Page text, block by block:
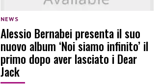
NEWS
Alessio Bernabei presenta il suo
nuovo album ‘Noi siamo infinito’ il
primo dopo aver lasciato i Dear
Jack